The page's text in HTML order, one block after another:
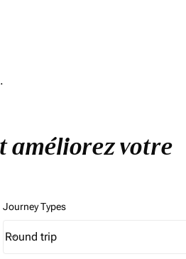
améliorez votre
Journey Types
Journey Types option Round trip
Round trip
keyboard_arrow_down